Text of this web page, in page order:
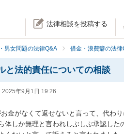
法律相談を投稿する
男女問題の法律Q&A 借金・浪費癖の法律
と法的責任についての相談
2025年9月1日 19:26
金がなくて返せないと言って、代わ
体しか無理と言われしぶしぶ承認した